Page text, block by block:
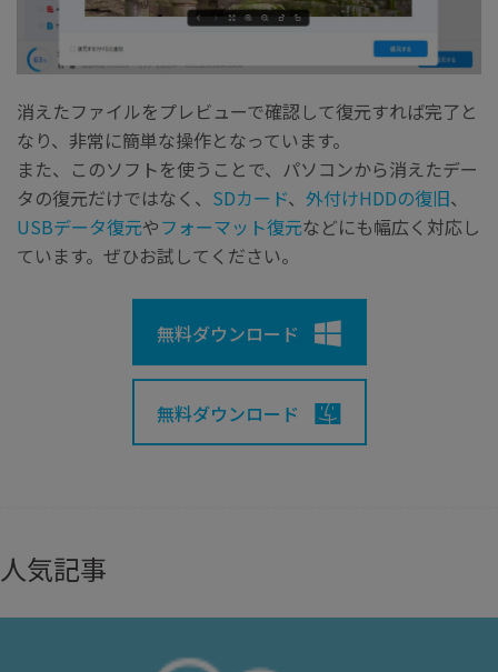
消えたファイルをプレビューで確認して復元すれば完了と
なり、非常に簡単な操作となっています。
また、このソフトを使うことで、パソコンから消えたデー
タの復元だけではなく、 SDカード、 外付けHDDの復旧、
USBデータ復元やフォーマット復元などにも幅広く対応し
ています。ぜひお試してください。
無料ダウンロード
無料ダウンロード
人気記事